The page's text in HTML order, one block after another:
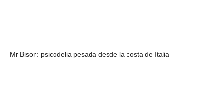
Mr Bison: psicodelia pesada desde la costa de Italia